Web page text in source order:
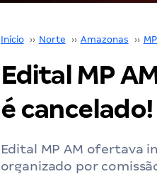
Início ›› Norte ›› Amazonas ››
Edital MP
é cancelado!
Edital MP AM ofertava
organizado por